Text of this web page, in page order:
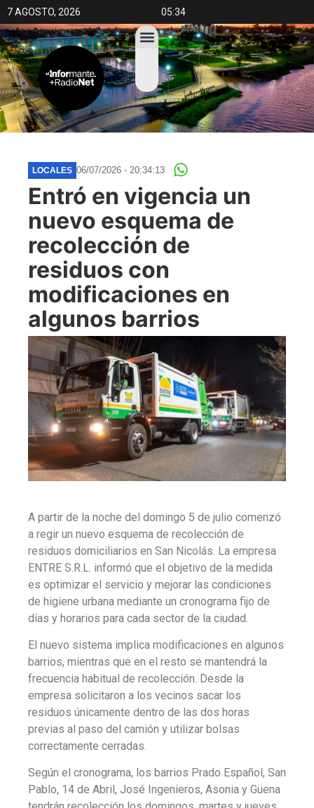
7 AGOSTO, 2026 05:34
LOCALES 06/07/2026 - 20:34:13
Entró en vigencia un
nuevo esquema de
recolección de
residuos con
modificaciones en
algunos barrios
A partir de la noche del domingo 5 de julio comenzó
a regir un nuevo esquema de recolección de
residuos domiciliarios en San Nicolás. La empresa
ENTRE S.R.L. informó que el objetivo de la medida
es optimizar el servicio y mejorar las condiciones
de higiene urbana mediante un cronograma fijo de
días y horarios para cada sector de la ciudad.
El nuevo sistema implica modificaciones en algunos
barrios, mientras que en el resto se mantendrá la
frecuencia habitual de recolección. Desde la
empresa solicitaron a los vecinos sacar los
residuos únicamente dentro de las dos horas
previas al paso del camión y utilizar bolsas
correctamente cerradas.
Según el cronograma, los barrios Prado Español, San
Pablo, 14 de Abril, José Ingenieros, Asonia y Güena